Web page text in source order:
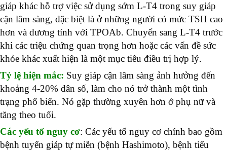
giáp khác hỗ trợ việc sử dụng sớm L-T4 trong suy giáp
cận lâm sàng, đặc biệt là ở những người có mức TSH cao
hơn và dương tính với TPOAb. Chuyển sang L-T4 trước
khi các triệu chứng quan trọng hơn hoặc các vấn đề sức
khỏe khác xuất hiện là một mục tiêu điều trị hợp lý.
Tỷ lệ hiện mắc: Suy giáp cận lâm sàng ảnh hưởng đến
khoảng 4-20% dân số, làm cho nó trở thành một tình
trạng phổ biến. Nó gặp thường xuyên hơn ở phụ nữ và
tăng theo tuổi.
Các yếu tố nguy cơ: Các yếu tố nguy cơchính bao gồm
bệnh tuyến giáp tự miễn (bệnh Hashimoto), bệnh tiểu